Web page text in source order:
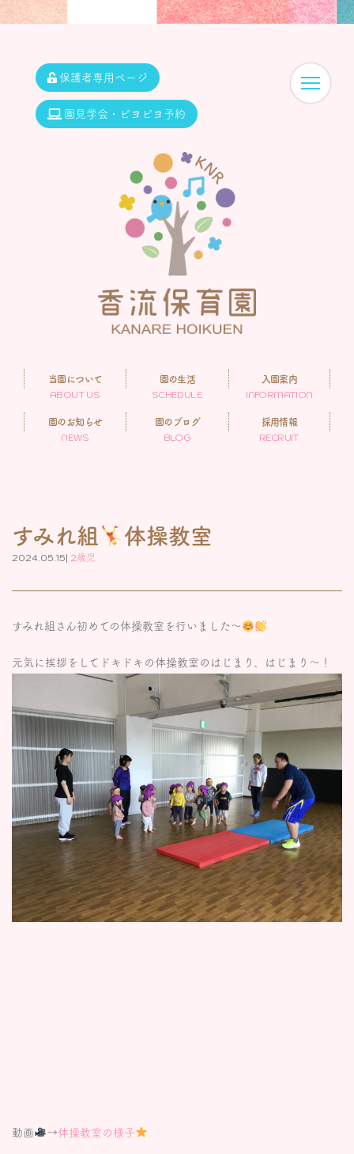
保護者専用ページ
園見学会・ピヨピヨ予約
当園について
ABOUT US
園の生活
SCHEDULE
入園案内
INFORMATION
園のお知らせ
NEWS
園のブログ
BLOG
採用情報
RECRUIT
すみれ組 体操教室
2024.05.15| 2歳児
すみれ組さん初めての体操教室を行いました〜
元気に挨拶をしてドキドキの体操教室のはじまり、はじまり〜！
動画 →体操教室の様子